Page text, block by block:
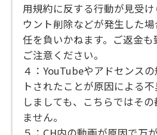
用規約に反する行動が見受
ウント削除などが発生した
任を負いかねます。ご返金
ご注意ください。
４：YouTubeやアドセンス
トされたことが原因による
しましても、こちらではそ
ません。